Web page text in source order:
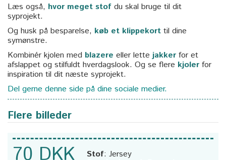
Læs også, hvor meget stof du skal bruge til dit
syprojekt.
Og husk på besparelse, køb et klippekort til dine
symønstre.
Kombinér kjolen med blazere eller lette jakker for et
afslappet og stilfuldt hverdagslook. Og se flere kjoler for
inspiration til dit næste syprojekt.
Del gerne denne side på dine sociale medier.
Flere billeder
70 DKK Stof: Jersey